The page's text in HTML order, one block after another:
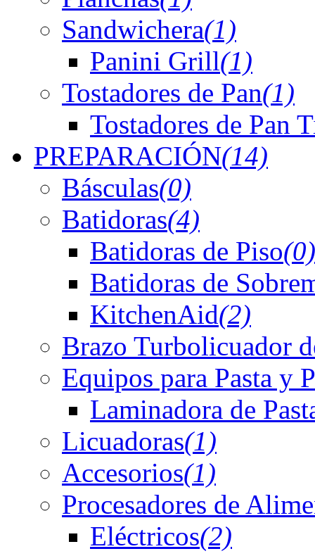
Sandwichera(1)
Panini Grill(1)
Tostadores de Pan(1)
Tostadores de Pan
PREPARACIÓN(14)
Básculas(0)
Batidoras(4)
Batidoras de Piso(0)
Batidoras de
KitchenAid(2)
Brazo Turbolicuador
Equipos para Pasta y
Laminadora de
Licuadoras(1)
Accesorios(1)
Procesadores de
Eléctricos(2)